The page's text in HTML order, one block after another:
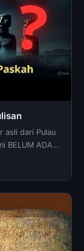
asli dari Pulau
BELUM ADA